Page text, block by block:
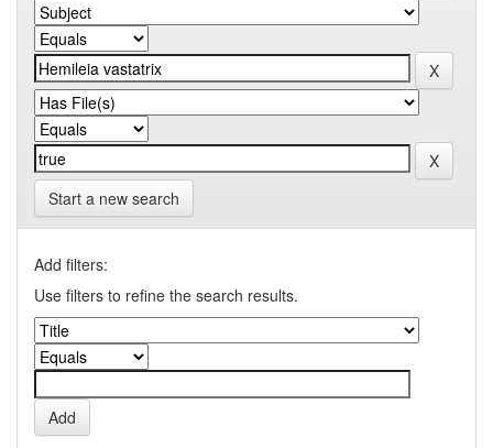
Start a new search
Add filters:
Use filters to refine the search results.